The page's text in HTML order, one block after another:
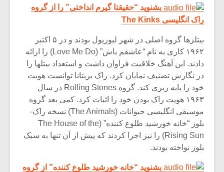
بشنوید “حقیقتا گیرم انداختی” را از گروه
راک انگلیسی The Kinks
بیتلزها گروه اصلی در شهر لیورپول بودند و در ۵ اکتبر
۱۹۶۲ کاری به نام “عاشقم باش” (Love Me Do) را ارائه
دادند. این آهنگ خلاقیت فراوان داشت و استعداد بیتلها را
در نگارش تصنیف نمایان کرد. راک بریتانا توانست هویت
خود را پایه ریزی کند. گروه Rolling Stones در سال
۱۹۶۳ هویت راک بودن خود را اثبات کرد. کمی بعد گروه
موسیقی انگلیسی حیوانات (The Animals) نسخه راک-
بلوز “خانه خورشید طلوع کننده” (The House of the
Rising Sun) را نیز اجرا کردند که پیش از آن تنها به سبک
بلوز نواخته بودند.
بشنوید “خانه خورشید طلوع کننده” از گروه